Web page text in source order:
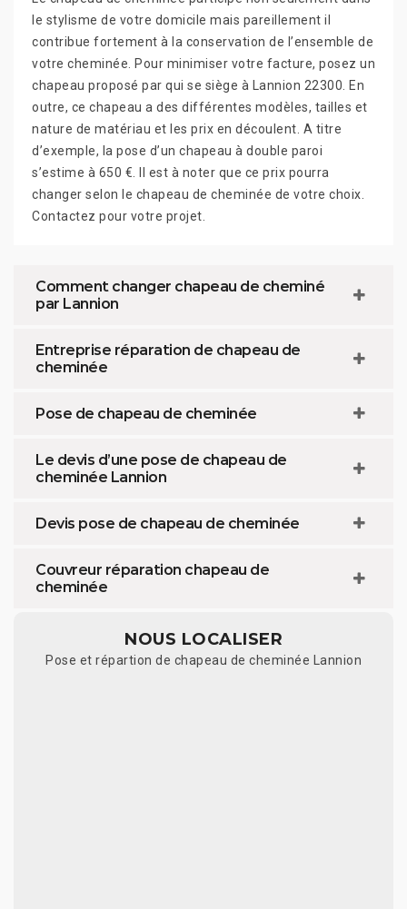
le stylisme de votre domicile mais pareillement il
contribue fortement à la conservation de l’ensemble de
votre cheminée. Pour minimiser votre facture, posez un
chapeau proposé par qui se siège à Lannion 22300. En
outre, ce chapeau a des différentes modèles, tailles et
nature de matériau et les prix en découlent. A titre
d’exemple, la pose d’un chapeau à double paroi
s’estime à 650 €. Il est à noter que ce prix pourra
changer selon le chapeau de cheminée de votre choix.
Contactez pour votre projet.
Comment changer chapeau de cheminé
par Lannion
Entreprise réparation de chapeau de
cheminée
Pose de chapeau de cheminée
Le devis d’une pose de chapeau de
cheminée Lannion
Devis pose de chapeau de cheminée
Couvreur réparation chapeau de
cheminée
NOUS LOCALISER
Pose et répartion de chapeau de cheminée Lannion